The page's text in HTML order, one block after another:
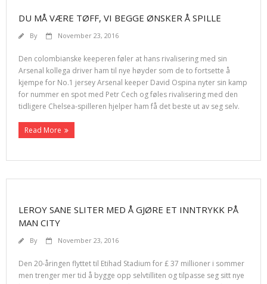
DU MÅ VÆRE TØFF, VI BEGGE ØNSKER Å SPILLE
By November 23, 2016
Den colombianske keeperen føler at hans rivalisering med sin
Arsenal kollega driver ham til nye høyder som de to fortsette å
kjempe for No.1 jersey Arsenal keeper David Ospina nyter sin kamp
for nummer en spot med Petr Cech og føles rivalisering med den
tidligere Chelsea-spilleren hjelper ham få det beste ut av seg selv.
Read More
LEROY SANE SLITER MED Å GJØRE ET INNTRYKK PÅ
MAN CITY
By November 23, 2016
Den 20-åringen flyttet til Etihad Stadium for £ 37 millioner i sommer
men trenger mer tid å bygge opp selvtilliten og tilpasse seg sitt nye